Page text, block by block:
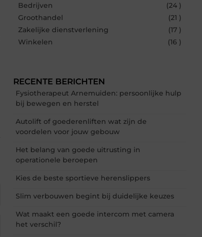
Bedrijven
(24 )
Groothandel
(21 )
Zakelijke dienstverlening
(17 )
Winkelen
(16 )
RECENTE BERICHTEN
Fysiotherapeut Arnemuiden: persoonlijke hulp
bij bewegen en herstel
Autolift of goederenliften wat zijn de
voordelen voor jouw gebouw
Het belang van goede uitrusting in
operationele beroepen
Kies de beste sportieve herenslippers
Slim verbouwen begint bij duidelijke keuzes
Wat maakt een goede intercom met camera
het verschil?